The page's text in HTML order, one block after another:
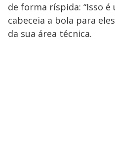
de forma ríspida: “Isso é
cabeceia a bola para
da sua área técnica.